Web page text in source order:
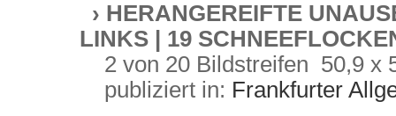
› HERANGEREIFTE
LINKS | 19
2 von 20 Bildstreifen 50,9 x
publiziert in: Frankfurter